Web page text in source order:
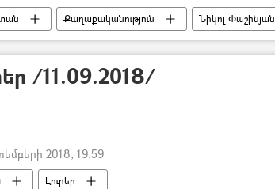
Քաղաքականություն Նիկոլ Փաշինյան
/11.09.2018/
2018, 19:59
Լուրեր